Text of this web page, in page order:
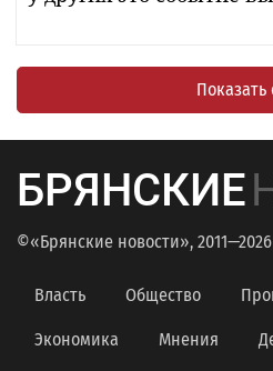
БРЯНСКИЕ
©«Брянские новости», 2011—2026
Власть Общество
Экономика Мнения